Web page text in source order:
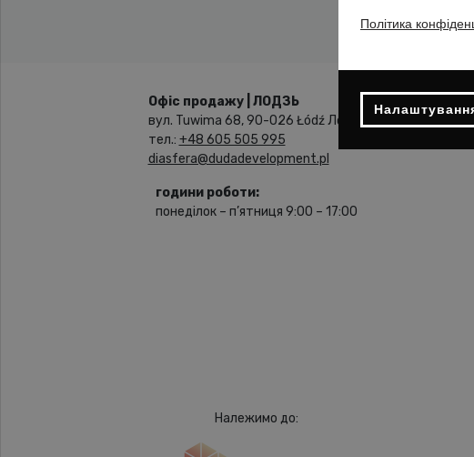
Офіс продажу | ЛОДЗЬ
вул. Tuwima 68, 90-026 Łódź Лодзь
тел.: +48 605 505 995
diasfera@dudadevelopment.pl
години роботи:
понеділок – п’ятниця 9:00 – 17:00
Належимо до:
Політика